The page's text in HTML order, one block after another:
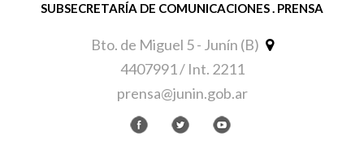
SUBSECRETARÍA DE COMUNICACIONES . PRENSA
Bto. de Miguel 5 - Junín (B)
4407991 / Int. 2211
prensa@junin.gob.ar